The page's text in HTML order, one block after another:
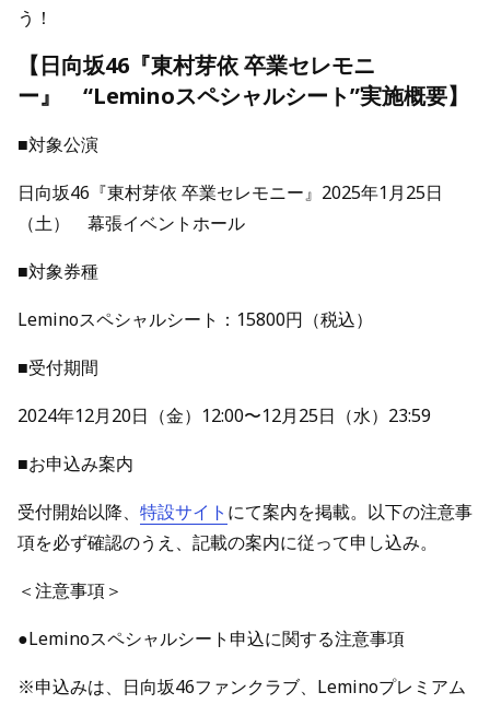
う！
【日向坂46『東村芽依 卒業セレモニ
ー』 “Leminoスペシャルシート”実施概要】
■対象公演
日向坂46『東村芽依 卒業セレモニー』2025年1月25日
（土） 幕張イベントホール
■対象券種
Leminoスペシャルシート：15800円（税込）
■受付期間
2024年12月20日（金）12:00〜12月25日（水）23:59
■お申込み案内
受付開始以降、 特設サイト にて案内を掲載。以下の注意事
項を必ず確認のうえ、記載の案内に従って申し込み。
＜注意事項＞
●Leminoスペシャルシート申込に関する注意事項
※申込みは、日向坂46ファンクラブ、Leminoプレミアム